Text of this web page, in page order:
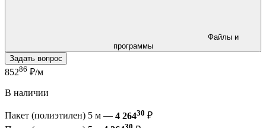
программы
Задать вопрос
85286 ₽/м
В наличии
Пакет (полиэтилен) 5 м — 4 26430 ₽